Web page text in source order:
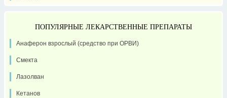
ПОПУЛЯРНЫЕ ЛЕКАРСТВЕННЫЕ ПРЕПАРАТЫ
Анаферон взрослый (средство при ОРВИ)
Смекта
Лазолван
Кетанов